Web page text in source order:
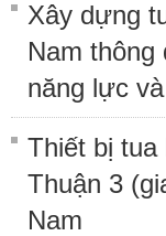
Xây dựng
Nam thông
năng lực
Thiết bị
Thuận 3
Nam